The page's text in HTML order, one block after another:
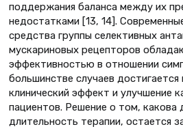
поддержания баланса между их
недостатками [13, 14].
средства группы селективных
мускариновых рецепторов
эффективностью в отношении
большинстве случаев
клинический эффект и улучшение
пациентов. Решение о том, какова
длительность терапии, остается